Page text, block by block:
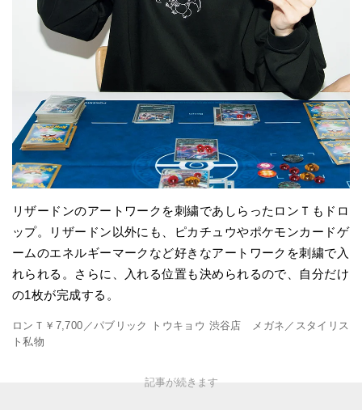
リザードンのアートワークを刺繍であしらったロンＴもドロ
ップ。リザードン以外にも、ピカチュウやポケモンカードゲ
ームのエネルギーマークなど好きなアートワークを刺繍で入
れられる。さらに、入れる位置も決められるので、自分だけ
の1枚が完成する。
ロンＴ￥7,700／パブリック トウキョウ 渋谷店 メガネ／スタイリス
ト私物